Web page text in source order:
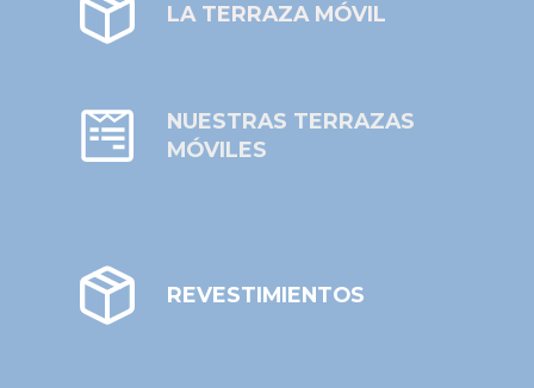
LA TERRAZA MÓVIL
NUESTRAS TERRAZAS
MÓVILES
REVESTIMIENTOS